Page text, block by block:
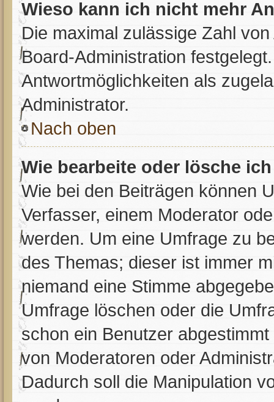
Wieso kann ich nicht mehr
Die maximal zulässige Zahl
Board-Administration
Antwortmöglichkeiten als
Administrator.
Nach oben
Wie bearbeite oder lösche
Wie bei den Beiträgen können
Verfasser, einem Moderator
werden. Um eine Umfrage zu
des Themas; dieser ist immer
niemand eine Stimme
Umfrage löschen oder die
schon ein Benutzer
von Moderatoren oder
Dadurch soll die Manipulation